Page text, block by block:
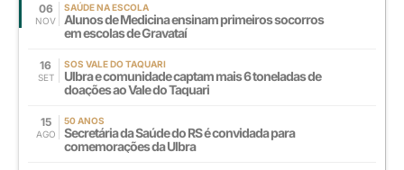
06
NOV
SAÚDE NA ESCOLA
Alunos de Medicina ensinam primeiros socorros
em escolas de Gravataí
16
SET
SOS VALE DO TAQUARI
Ulbra e comunidade captam mais 6 toneladas de
doações ao Vale do Taquari
15
AGO
50 ANOS
Secretária da Saúde do RS é convidada para
comemorações da Ulbra